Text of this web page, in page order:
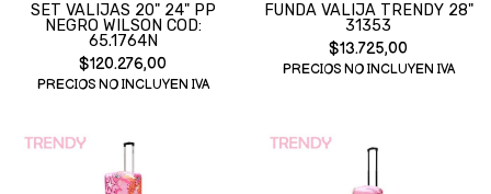
SET VALIJAS 20" 24" PP
NEGRO WILSON COD:
65.1764N
$120.276,00
PRECIOS NO INCLUYEN IVA
FUNDA VALIJA TRENDY 28"
31353
$13.725,00
PRECIOS NO INCLUYEN IVA